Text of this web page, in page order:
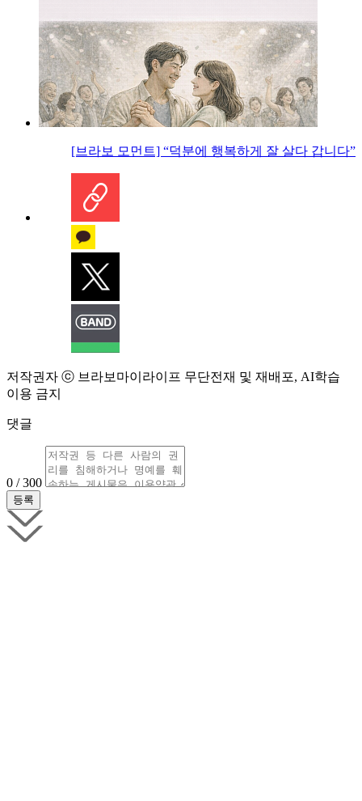
[브라보 모먼트] “덕분에 행복하게 잘 살다 갑니다”
저작권자 ⓒ 브라보마이라이프 무단전재 및 재배포, AI학습
이용 금지
댓글
0 / 300